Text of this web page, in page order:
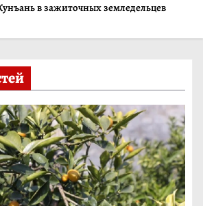
в зажиточных земледельцев